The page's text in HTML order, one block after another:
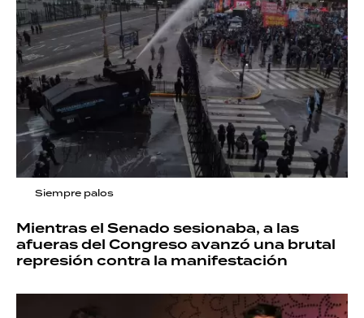
Siempre palos
Mientras el Senado sesionaba, a las
afueras del Congreso avanzó una brutal
represión contra la manifestación